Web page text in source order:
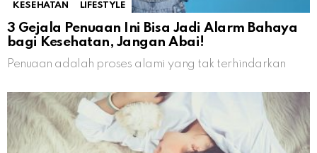
KESEHATAN LIFESTYLE
3 Gejala Penuaan Ini Bisa Jadi Alarm Bahaya
bagi Kesehatan, Jangan Abai!
Penuaan adalah proses alami yang tak terhindarkan